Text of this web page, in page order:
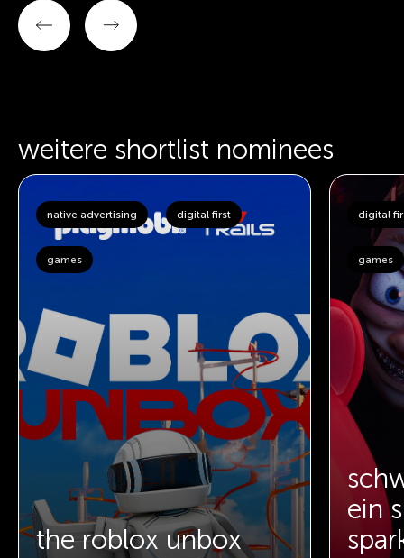
weitere shortlist nominees
native advertising digital first
games
the roblox unbox
digital
games
ein